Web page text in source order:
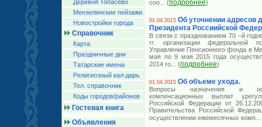
Деревня Топасево
Мензелинские пейзажи
Новостройки города
Справочник
Карта
Праздничные дни
Татарские имена
Религиозный кал-дарь
Тел. справочник
Коды городов/райoнов
Гостевая книга
Объявления
соо ... (подробнее)
01.04.2015 Об уточнении адресов
Президента Россиийской
В связи с празднованием 70 –й
гг. организации федеральной
Управление Пенсионного фонда в
мая по 9 мая 2015 года
2014 го ... (подробнее)
01.04.2015 Об объеме ухода.
Вопросы назначения и
компенсационных выплат
Российской Федерации от
Правительства Российской
осуществлении ежемесячных комп